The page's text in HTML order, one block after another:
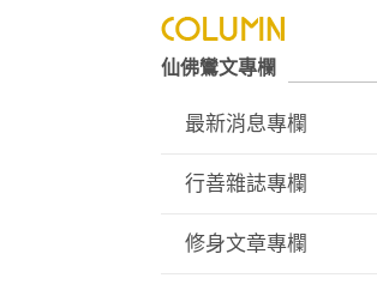
仙佛鸞文專欄
最新消息專欄
行善雜誌專欄
修身文章專欄